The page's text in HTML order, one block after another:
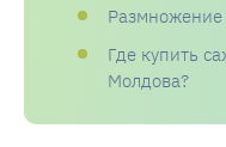
Размножение
Где купить
Молдова?